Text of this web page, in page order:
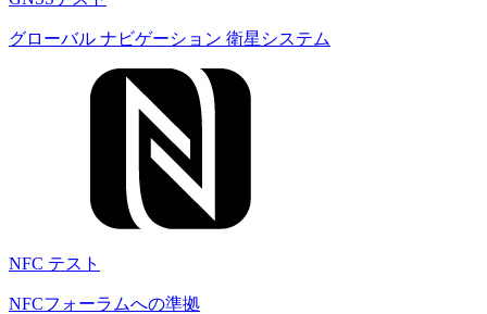
グローバル ナビゲーション 衛星システム
NFC テスト
NFCフォーラムへの準拠